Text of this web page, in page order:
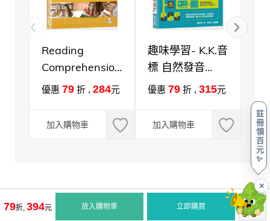
註
冊
領
百
元
✨
✕
79折, 394元 放入購物車 立即購買
Reading
Comprehension
Practice Level
閱讀練習1)
優惠 79 折 , 284元
加入購物車
趣味學習- K.K.音
標 自然發音
+1MP3
優惠 79 折 , 315元
加入購物車 加